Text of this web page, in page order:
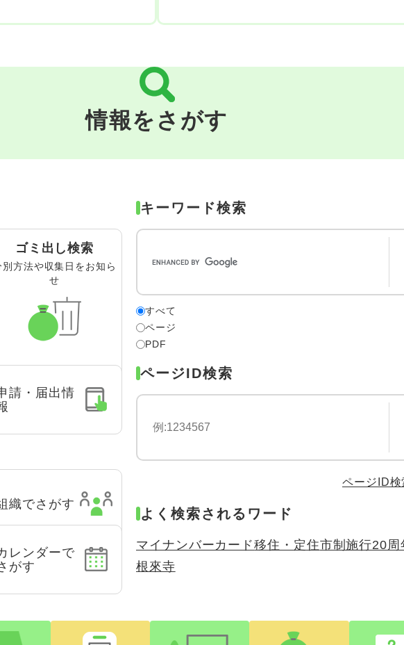
情報をさがす
ゴミ出し検索
別方法や収集日をお知ら
せ
請・届出情
織でさがす
レンダーで
がす
キーワード検索
検
索
象
すべて
ページ
PDF
ページID検索
ページID
よく検索されるワード
マイナンバーカード移住・定住市制施行20周
根來寺